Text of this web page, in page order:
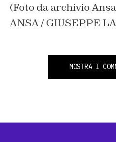
(Foto da archivio
ANSA / GIUSEPPE
MOSTRA I